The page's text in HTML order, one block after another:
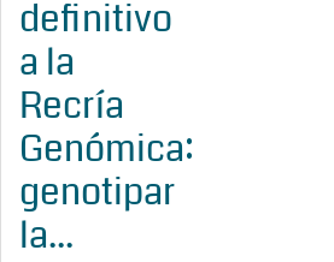
definitivo
a la
Recría
Genómica:
genotipar
la...